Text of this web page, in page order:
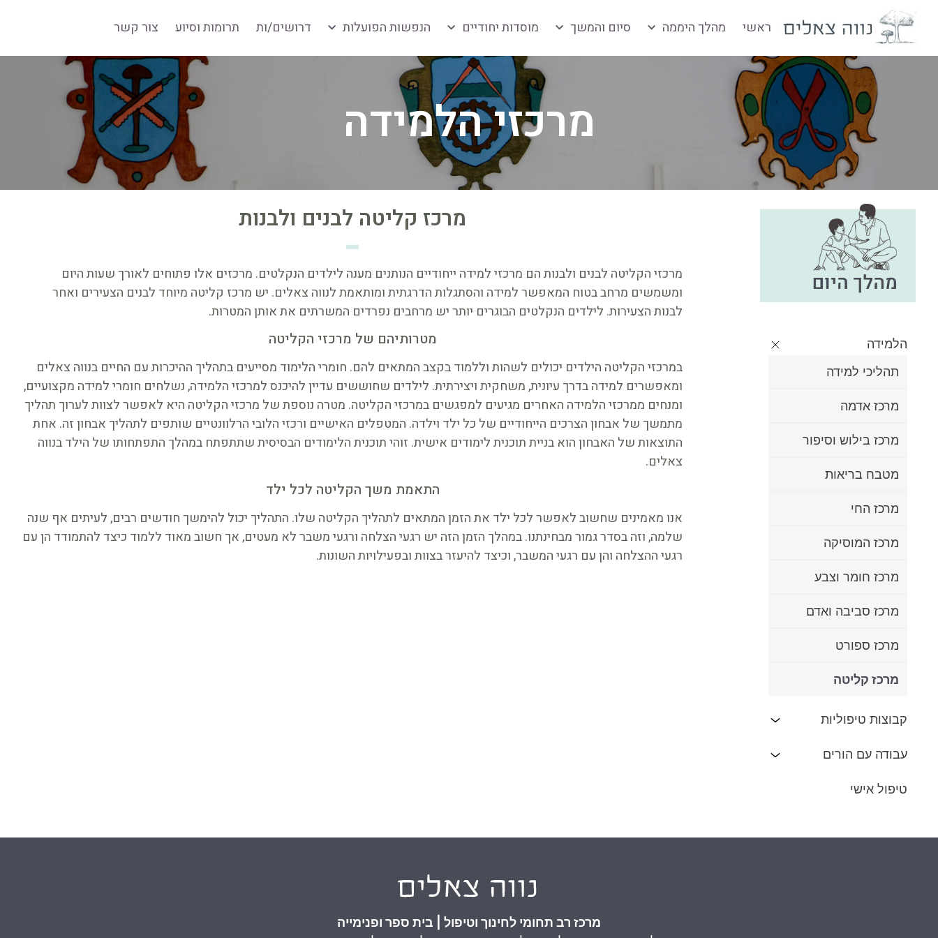
ראשי מהלך היממה סיום והמשך מוסדות יחודיים הנפשות הפועלות דרושים/ות תרומות וסיוע צור קשר
מרכזי הלמידה
הלמידה
תהליכי למידה
מרכז אדמה
מרכז בילוש וסיפור
מטבח בריאות
מרכז החי
מרכז המוסיקה
מרכז חומר וצבע
מרכז סביבה ואדם
מרכז ספורט
מרכז קליטה
קבוצות טיפוליות
עבודה עם הורים
טיפול אישי
מרכז קליטה לבנים ולבנות
מרכזי הקליטה לבנים ולבנות הם מרכזי למידה ייחודיים הנותנים מענה לילדים הנקלטים. מרכזים אלו פתוחים לאורך שעות היום
ומשמשים מרחב בטוח המאפשר למידה והסתגלות הדרגתית ומותאמת לנווה צאלים. יש מרכז קליטה מיוחד לבנים הצעירים ואחר
לבנות הצעירות. לילדים הנקלטים הבוגרים יותר יש מרחבים נפרדים המשרתים את אותן המטרות.
מטרותיהם של מרכזי הקליטה
במרכזי הקליטה הילדים יכולים לשהות וללמוד בקצב המתאים להם. חומרי הלימוד מסייעים בתהליך ההיכרות עם החיים בנווה צאלים
ומאפשרים למידה בדרך עיונית, משחקית ויצירתית. לילדים שחוששים עדיין להיכנס למרכזי הלמידה, נשלחים חומרי למידה מקצועיים,
ומנחים ממרכזי הלמידה האחרים מגיעים למפגשים במרכזי הקליטה. מטרה נוספת של מרכזי הקליטה היא לאפשר לצוות לערוך תהליך
מתמשך של אבחון הצרכים הייחודיים של כל ילד וילדה. המטפלים האישיים ורכזי הלובי הרלוונטיים שותפים לתהליך אבחון זה. אחת
התוצאות של האבחון הוא בניית תוכנית לימודים אישית. זוהי תוכנית הלימודים הבסיסית שתתפתח במהלך התפתחותו של הילד בנווה
צאלים.
התאמת משך הקליטה לכל ילד
אנו מאמינים שחשוב לאפשר לכל ילד את הזמן המתאים לתהליך הקליטה שלו. התהליך יכול להימשך חודשים רבים, לעיתים אף שנה
שלמה, וזה בסדר גמור מבחינתנו. במהלך הזמן הזה יש רגעי הצלחה ורגעי משבר לא מעטים, אך חשוב מאוד ללמוד כיצד להתמודד הן עם
רגעי ההצלחה והן עם רגעי המשבר, וכיצד להיעזר בצוות ובפעילויות השונות.
מרכז רב תחומי לחינוך וטיפול | בית ספר ופנימייה